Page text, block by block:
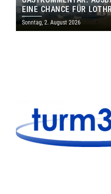
EINE CHANCE FÜR
SAARLAND
Sonntag, 2. August 2026